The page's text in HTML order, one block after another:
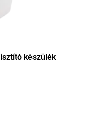
készülék